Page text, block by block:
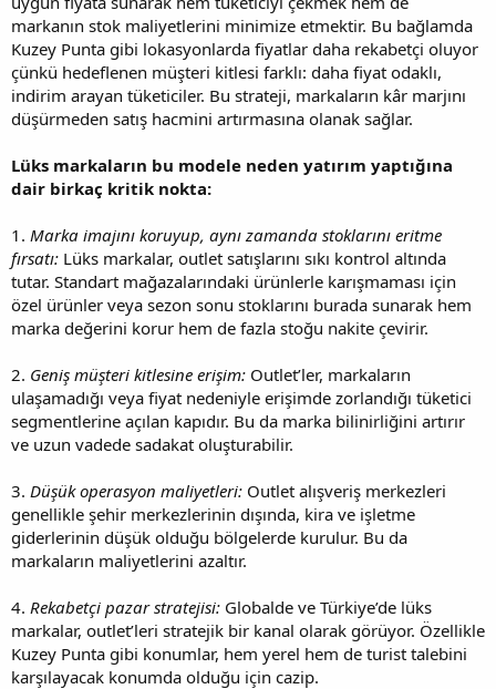
markanın stok maliyetlerini minimize etmektir. Bu bağlamda
Kuzey Punta gibi lokasyonlarda fiyatlar daha rekabetçi oluyor
çünkü hedeflenen müşteri kitlesi farklı: daha fiyat odaklı,
indirim arayan tüketiciler. Bu strateji, markaların kâr marjını
düşürmeden satış hacmini artırmasına olanak sağlar.
Lüks markaların bu modele neden yatırım yaptığına
dair birkaç kritik nokta:
1. Marka imajını koruyup, aynı zamanda stoklarını eritme
fırsatı: Lüks markalar, outlet satışlarını sıkı kontrol altında
tutar. Standart mağazalarındaki ürünlerle karışmaması için
özel ürünler veya sezon sonu stoklarını burada sunarak hem
marka değerini korur hem de fazla stoğu nakite çevirir.
2. Geniş müşteri kitlesine erişim: Outlet’ler, markaların
ulaşamadığı veya fiyat nedeniyle erişimde zorlandığı tüketici
segmentlerine açılan kapıdır. Bu da marka bilinirliğini artırır
ve uzun vadede sadakat oluşturabilir.
3. Düşük operasyon maliyetleri: Outlet alışveriş merkezleri
genellikle şehir merkezlerinin dışında, kira ve işletme
giderlerinin düşük olduğu bölgelerde kurulur. Bu da
markaların maliyetlerini azaltır.
4. Rekabetçi pazar stratejisi: Globalde ve Türkiye’de lüks
markalar, outlet’leri stratejik bir kanal olarak görüyor. Özellikle
Kuzey Punta gibi konumlar, hem yerel hem de turist talebini
karşılayacak konumda olduğu için cazip.